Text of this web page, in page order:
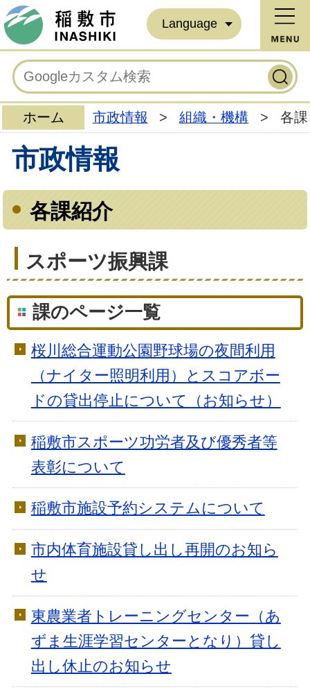
Language
ホーム 市政情報 > 組織・機構 > 各
市政情報
各課紹介
スポーツ振興課
課のページ一覧
桜川総合運動公園野球場の夜間利用
（ナイター照明利用）とスコアボー
ドの貸出停止について（お知らせ）
稲敷市スポーツ功労者及び優秀者等
表彰について
稲敷市施設予約システムについて
市内体育施設貸し出し再開のお知ら
せ
東農業者トレーニングセンター（あ
ずま生涯学習センターとなり）貸し
出し休止のお知らせ